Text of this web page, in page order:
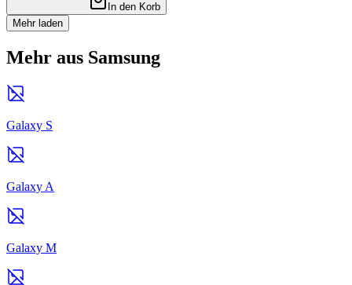
In den Korb
Mehr laden
Mehr aus Samsung
Galaxy S
Galaxy A
Galaxy M